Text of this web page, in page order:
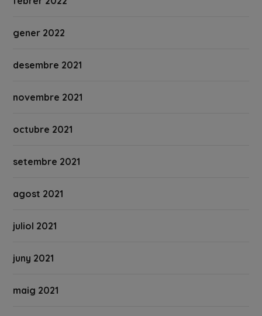
gener 2022
desembre 2021
novembre 2021
octubre 2021
setembre 2021
agost 2021
juliol 2021
juny 2021
maig 2021